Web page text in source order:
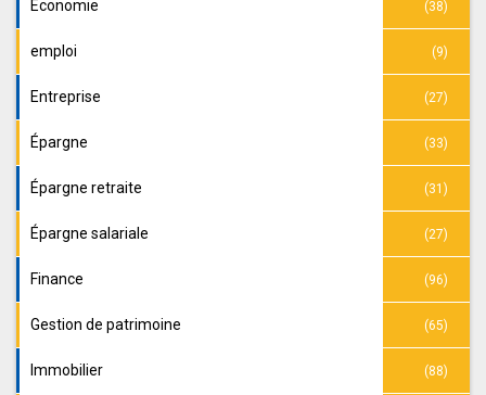
Economie (38)
emploi (9)
Entreprise (27)
Épargne (33)
Épargne retraite (31)
Épargne salariale (27)
Finance (96)
Gestion de patrimoine (65)
Immobilier (88)